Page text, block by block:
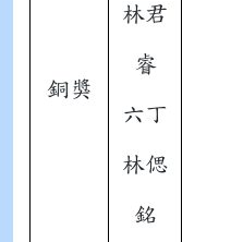
銅獎
林君
睿
六丁
林偲
銘